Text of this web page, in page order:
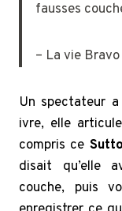
fausses
– La vie
Un spectateur
ivre, elle
compris ce
disait qu’elle
couche, puis